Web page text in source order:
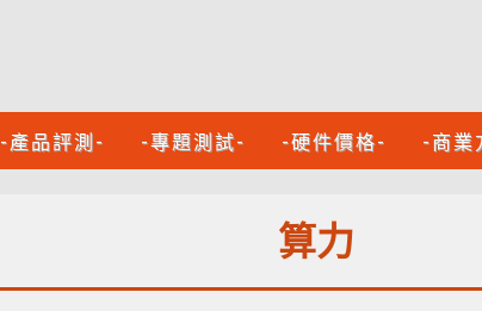
-產品評測- -專題測試- -硬件價格- -商業
算力